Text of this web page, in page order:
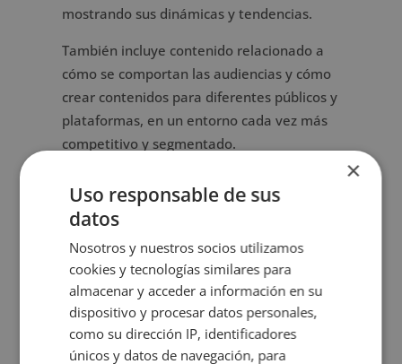
mostrando sus dinámicas y tendencias.
También incluye contenido relacionado a
cómo se comportan las audiencias y cómo
crear contenidos para diferentes públicos y
plataformas, en un entorno cada vez más
competitivo y segmentado.
una base sólida sobre creación de
contenidos, producción sonora, estrategias
de difusión y modelos de monetización.
Esta formación es útil para quienes quieren
conocer mejor la industria audiovisual y el
audio digital.
×
Uso responsable de sus
datos
Nosotros y nuestros socios utilizamos
cookies y tecnologías similares para
almacenar y acceder a información en su
dispositivo y procesar datos personales,
como su dirección IP, identificadores
únicos y datos de navegación, para